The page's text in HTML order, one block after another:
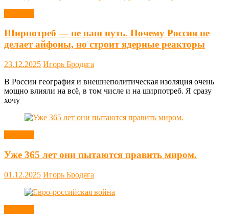
Ширпотреб — не наш путь. Почему Россия не
делает айфоны, но строит ядерные реакторы
23.12.2025 Игорь Бродяга
В России география и внешнеполитическая изоляция очень
мощно влияли на всё, в том числе и на ширпотреб. Я сразу
хочу
Уже 365 лет они пытаются править миром.
01.12.2025 Игорь Бродяга